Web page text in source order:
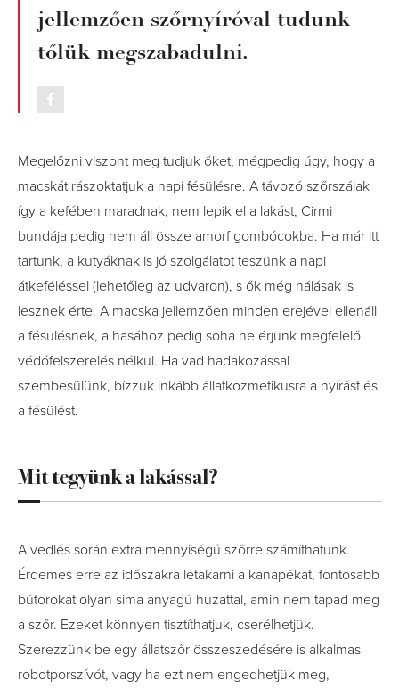
jellemzően szőrnyíróval tudunk
tőlük megszabadulni.
Megelőzni viszont meg tudjuk őket, mégpedig úgy, hogy a
macskát rászoktatjuk a napi fésülésre. A távozó szőrszálak
így a kefében maradnak, nem lepik el a lakást, Cirmi
bundája pedig nem áll össze amorf gombócokba. Ha már itt
tartunk, a kutyáknak is jó szolgálatot teszünk a napi
átkeféléssel (lehetőleg az udvaron), s ők még hálásak is
lesznek érte. A macska jellemzően minden erejével ellenáll
a fésülésnek, a hasához pedig soha ne érjünk megfelelő
védőfelszerelés nélkül. Ha vad hadakozással
szembesülünk, bízzuk inkább állatkozmetikusra a nyírást és
a fésülést.
Mit tegyünk a lakással?
A vedlés során extra mennyiségű szőrre számíthatunk.
Érdemes erre az időszakra letakarni a kanapékat, fontosabb
bútorokat olyan sima anyagú huzattal, amin nem tapad meg
a szőr. Ezeket könnyen tisztíthatjuk, cserélhetjük.
Szerezzünk be egy állatszőr összeszedésére is alkalmas
robotporszívót, vagy ha ezt nem engedhetjük meg,